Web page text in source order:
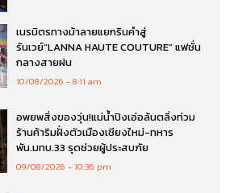
เนรมิตรทางม้าลายแยกรินคำสู่
รันเวย์“LANNA HAUTE COUTURE” แฟชั่น
กลางสายฝน
10/08/2026 8:11 am
อพยพสิ่งของวุ่น!แม่น้ำปิงเอ่อล้นตลิ่งท่วม
ร้านค้าริมฝั่งตัวเมืองเชียงใหม่-ทหาร
พัน.มทบ.33 รุดช่วยผู้ประสบภัย
09/08/2026 10:36 pm